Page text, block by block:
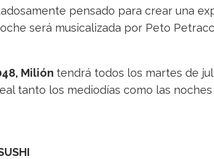
pensado para crear una
será musicalizada por Peto
Milión tendrá todos los martes de
tanto los mediodías como las